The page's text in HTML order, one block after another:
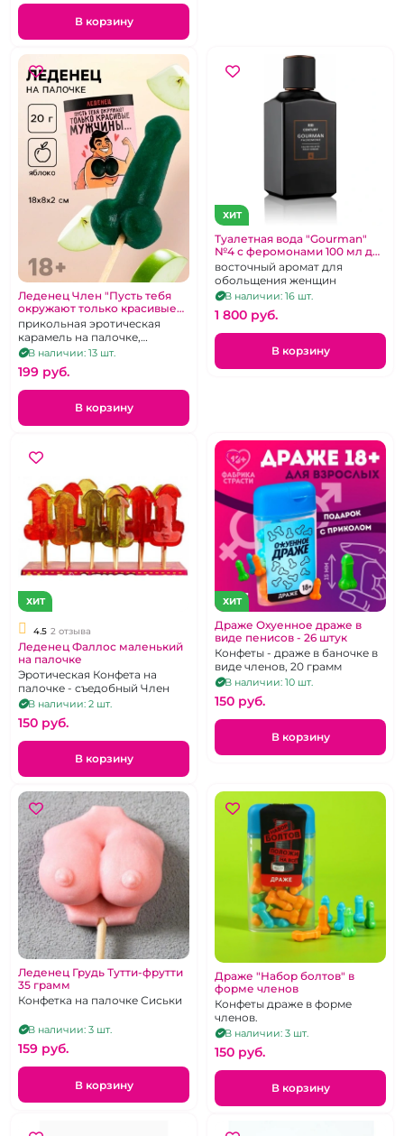
В корзину
Леденец Член "Пусть тебя
окружают только красивые
мужчины" Вкус яблоко
прикольная эротическая
карамель на палочке,
яблочный вкус, 20г
В наличии: 13 шт.
199 pуб.
В корзину
ХИТ
Туалетная вода "Gourman"
№4 с феромонами 100 мл для
мужчин
восточный аромат для
обольщения женщин
В наличии: 16 шт.
1 800 pуб.
В корзину
ХИТ
4.5 2 отзыва
Леденец Фаллос маленький
на палочке
Эротическая Конфета на
палочке - съедобный Член
В наличии: 2 шт.
150 pуб.
В корзину
ХИТ
Драже Oхуенное драже в
виде пенисов - 26 штук
Конфеты - драже в баночке в
виде членов, 20 грамм
В наличии: 10 шт.
150 pуб.
В корзину
Леденец Грудь Тутти-фрутти
35 грамм
Конфетка на палочке Сиськи
В наличии: 3 шт.
159 pуб.
В корзину
Драже "Набор болтов" в
форме членов
Конфеты драже в форме
членов.
В наличии: 3 шт.
150 pуб.
В корзину